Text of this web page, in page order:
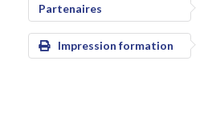
Partenaires
Impression formation